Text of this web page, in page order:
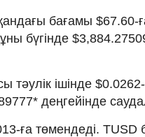
бағамы $67.60-
бүгінде
тәулік ішінде
деңгейінде
ға төмендеді.